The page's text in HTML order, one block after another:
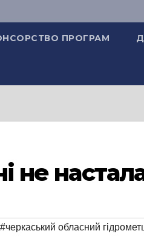
ПРОГРАМ
#черкаський обласний